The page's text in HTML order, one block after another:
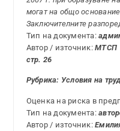
могат на общо
Заключителните
Тип на документа:
Автор / източник:МТСП
стр. 26
Рубрика: Условия на
Оценка на риска в
Тип на документа:
Автор / източник: